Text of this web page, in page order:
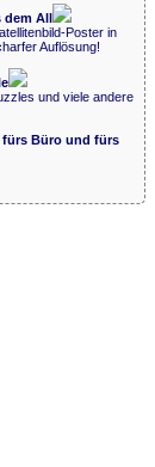
All
Poster in
Auflösung!
und viele andere
fürs Büro und fürs